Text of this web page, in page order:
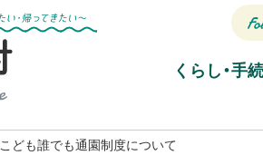
住んでみた
くらし・手
こども誰でも通園制度について